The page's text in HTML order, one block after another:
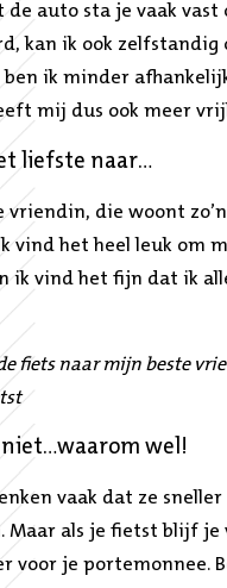
de auto sta je vaak vast
kan ik ook zelfstandig
ben ik minder
mij dus ook meer
liefste naar…
vriendin, die woont
vind het heel leuk om
ik vind het fijn dat ik
fiets naar mijn beste
niet…waarom wel!
vaak dat ze
Maar als je fietst blijf je
voor je portemonnee.